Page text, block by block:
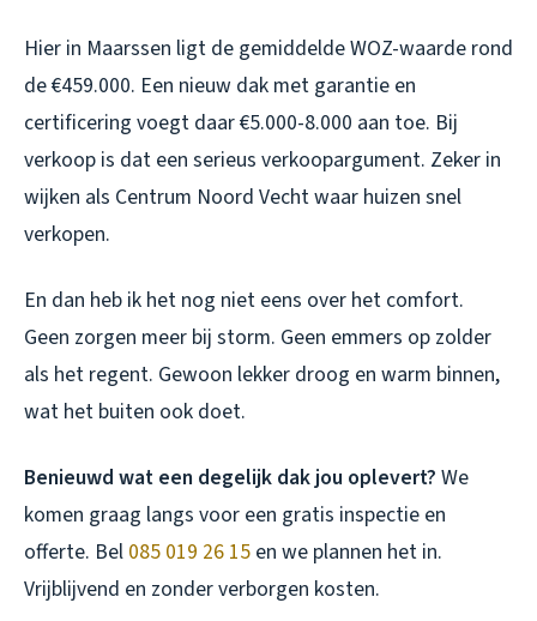
Hier in Maarssen ligt de gemiddelde WOZ-waarde rond
de €459.000. Een nieuw dak met garantie en
certificering voegt daar €5.000-8.000 aan toe. Bij
verkoop is dat een serieus verkoopargument. Zeker in
wijken als Centrum Noord Vecht waar huizen snel
verkopen.
En dan heb ik het nog niet eens over het comfort.
Geen zorgen meer bij storm. Geen emmers op zolder
als het regent. Gewoon lekker droog en warm binnen,
wat het buiten ook doet.
Benieuwd wat een degelijk dak jou oplevert? We
komen graag langs voor een gratis inspectie en
offerte. Bel 085 019 26 15 en we plannen het in.
Vrijblijvend en zonder verborgen kosten.